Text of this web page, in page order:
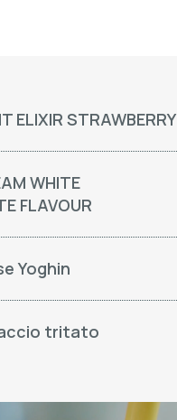
ELIXIR STRAWBERRY
WHITE
FLAVOUR
Yoghin
tritato